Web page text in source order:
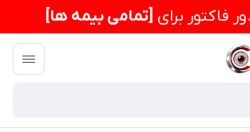
فاکتور برای [تمامی بیمه ها]